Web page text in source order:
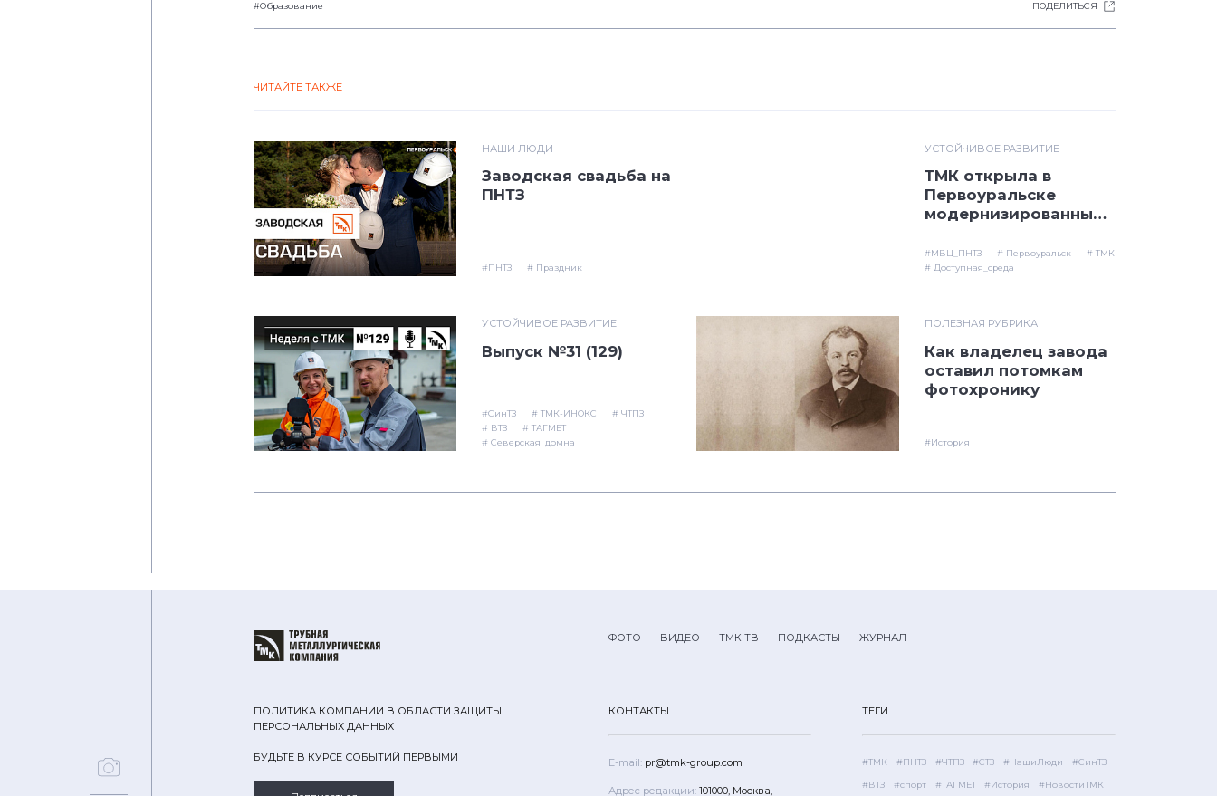
#Образование ПОДЕЛИТЬСЯ
ЧИТАЙТЕ ТАКЖЕ
НАШИ ЛЮДИ
Заводская свадьба на
ПНТЗ
#ПНТЗ # Праздник
УСТОЙЧИВОЕ РАЗВИТИЕ
ТМК открыла в
Первоуральске
модернизированный
выставочный центр
ПНТЗ
#МВЦ_ПНТЗ # Первоуральск
# ТМК
# Доступная_среда
УСТОЙЧИВОЕ РАЗВИТИЕ
Выпуск №31 (129)
#СинТЗ # ТМК-ИНОКС
# ЧТПЗ
# ВТЗ
# ТАГМЕТ
# Северская_домна
ПОЛЕЗНАЯ РУБРИКА
Как владелец завода
оставил потомкам
фотохронику
#История
ФОТО ВИДЕО ТМК ТВ ПОДКАСТЫ ЖУРНАЛ
ПОЛИТИКА КОМПАНИИ В ОБЛАСТИ ЗАЩИТЫ
ПЕРСОНАЛЬНЫХ ДАННЫХ
БУДЬТЕ В КУРСЕ СОБЫТИЙ ПЕРВЫМИ
КОНТАКТЫ
E-mail: pr@tmk-group.com
Адрес редакции: 101000, Москва,
ТЕГИ
#ТМК #ПНТЗ #ЧТПЗ #СТЗ #НашиЛюди #СинТЗ
#ВТЗ #спорт #ТАГМЕТ #История #НовостиТМК